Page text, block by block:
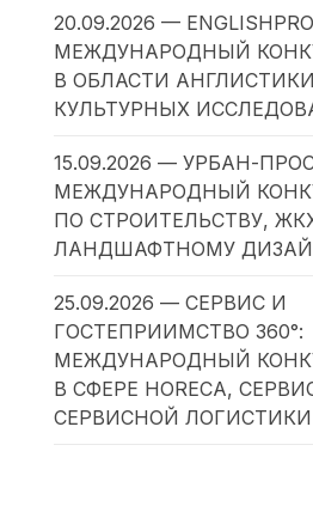
20.09.2026 —
МЕЖДУНАРОДНЫЙ
В ОБЛАСТИ
КУЛЬТУРНЫХ
15.09.2026 — УРБАН-
МЕЖДУНАРОДНЫЙ
ПО СТРОИТЕЛЬСТВУ,
ЛАНДШАФТНОМУ
25.09.2026 — СЕРВИС И
ГОСТЕПРИИМСТВО 360°:
МЕЖДУНАРОДНЫЙ
В СФЕРЕ HORECA,
СЕРВИСНОЙ ЛОГИСТИКИ